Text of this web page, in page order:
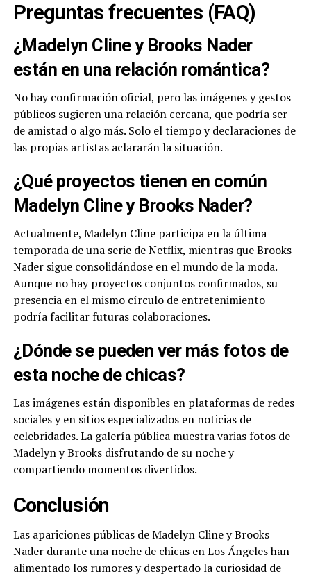
Preguntas frecuentes (FAQ)
¿Madelyn Cline y Brooks Nader
están en una relación romántica?
No hay confirmación oficial, pero las imágenes y gestos
públicos sugieren una relación cercana, que podría ser
de amistad o algo más. Solo el tiempo y declaraciones de
las propias artistas aclararán la situación.
¿Qué proyectos tienen en común
Madelyn Cline y Brooks Nader?
Actualmente, Madelyn Cline participa en la última
temporada de una serie de Netflix, mientras que Brooks
Nader sigue consolidándose en el mundo de la moda.
Aunque no hay proyectos conjuntos confirmados, su
presencia en el mismo círculo de entretenimiento
podría facilitar futuras colaboraciones.
¿Dónde se pueden ver más fotos de
esta noche de chicas?
Las imágenes están disponibles en plataformas de redes
sociales y en sitios especializados en noticias de
celebridades. La galería pública muestra varias fotos de
Madelyn y Brooks disfrutando de su noche y
compartiendo momentos divertidos.
Conclusión
Las apariciones públicas de Madelyn Cline y Brooks
Nader durante una noche de chicas en Los Ángeles han
alimentado los rumores y despertado la curiosidad de